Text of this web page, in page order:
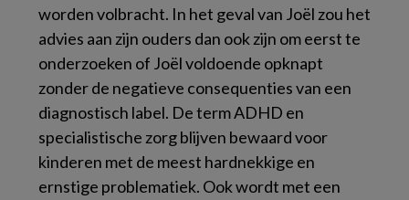
worden volbracht. In het geval van Joël zou het
advies aan zijn ouders dan ook zijn om eerst te
onderzoeken of Joël voldoende opknapt
zonder de negatieve consequenties van een
diagnostisch label. De term ADHD en
specialistische zorg blijven bewaard voor
kinderen met de meest hardnekkige en
ernstige problematiek. Ook wordt met een